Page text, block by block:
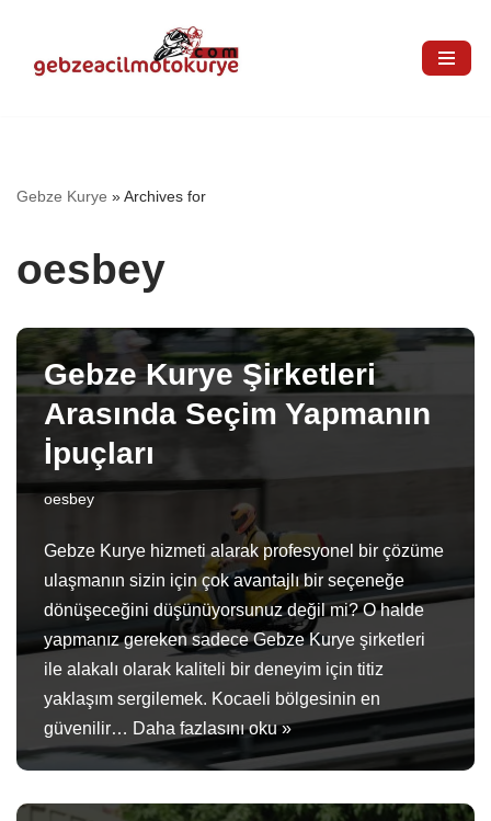
İçeriğe
Gebze Kurye »Archives for
oesbey
Gebze Kurye Şirketleri
Arasında Seçim Yapmanın
İpuçları
oesbey
Gebze Kurye hizmeti alarak profesyonel bir çözüme
ulaşmanın sizin için çok avantajlı bir seçeneğe
dönüşeceğini düşünüyorsunuz değil mi? O halde
yapmanız gereken sadece Gebze Kurye şirketleri
ile alakalı olarak kaliteli bir deneyim için titiz
yaklaşım sergilemek. Kocaeli bölgesinin en
güvenilir… Daha fazlasını oku »